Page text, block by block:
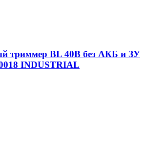
триммер BL 40В без АКБ и ЗУ
INDUSTRIAL